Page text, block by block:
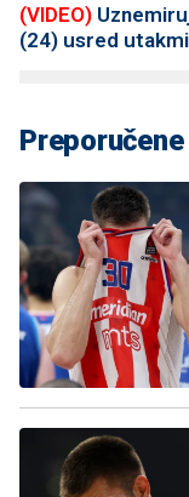
(VIDEO)
(24) usred